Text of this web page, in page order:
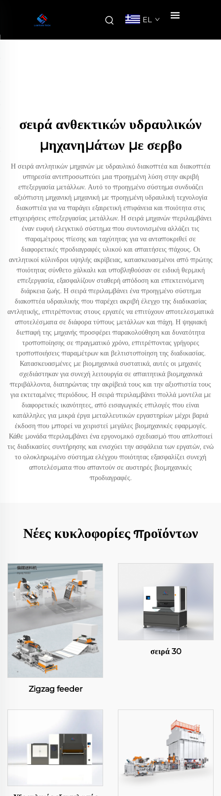
EL
σειρά ανθεκτικών υδραυλικών
μηχανημάτων με σερβο
Η σειρά αντλητικών μηχανών με υδραυλικό διακοπτέα και διακοπτέα
υπηρεσία αντιπροσωπεύει μια προηγμένη λύση στην ακριβή
επεξεργασία μετάλλων. Αυτό το προηγμένο σύστημα συνδυάζει
αξιόπιστη μηχανική μηχανική με προηγμένη υδραυλική τεχνολογία
διακοπτέα για να παράγει εξαιρετική επιφάνεια και ποιότητα στις
επιχειρήσεις επεξεργασίας μετάλλων. Η σειρά μηχανών περιλαμβάνει
έναν ευφυή ελεγκτικό σύστημα που συντονισμένα αλλάζει τις
παραμέτρους πίεσης και ταχύτητας για να ανταποκριθεί σε
διαφορετικές προδιαγραφές υλικού και απαιτήσεις πάχους. Οι
αντλητικοί κύλινδροι υψηλής ακρίβειας, κατασκευασμένοι από πρώτης
ποιότητας σύνθετο χάλκαλι και υποβληθούσαν σε ειδική θερμική
επεξεργασία, εξασφαλίζουν σταθερή απόδοση και επεκτεινόμενη
διάρκεια ζωής. Η σειρά περιλαμβάνει ένα προηγμένο σύστημα
διακοπτέα υδραυλικής που παρέχει ακριβή έλεγχο της διαδικασίας
αντλητικής, επιτρέποντας στους εργατές να επιτύχουν αποτελεσματικά
αποτελέσματα σε διάφορα τύπους μετάλλων και πάχη. Η ψηφιακή
διεπαφή της μηχανής προσφέρει παρακολούθηση και δυνατότητα
τροποποίησης σε πραγματικό χρόνο, επιτρέποντας γρήγορες
τροποποιήσεις παραμέτρων και βελτιστοποίηση της διαδικασίας.
Κατασκευασμένες με βιομηχανικά συστατικά, αυτές οι μηχανές
σχεδιάστηκαν για συνεχή λειτουργία σε απαιτητικά βιομηχανικά
περιβάλλοντα, διατηρώντας την ακρίβειά τους και την αξιοπιστία τους
για εκτεταμένες περιόδους. Η σειρά περιλαμβάνει πολλά μοντέλα με
διαφορετικές ικανότητες, από εισαγωγικές επιλογές που είναι
κατάλληλες για μικρά έργα μεταλλευτικών εργαστηρίων μέχρι βαριά
έκδοση που μπορεί να χειριστεί μεγάλες βιομηχανικές εφαρμογές.
Κάθε μονάδα περιλαμβάνει ένα εργονομικό σχεδιασμό που απλοποιεί
τις διαδικασίες συντήρησης και ενισχύει την ασφάλεια των εργατών, ενώ
το ολοκληρωμένο σύστημα ελέγχου ποιότητας εξασφαλίζει συνεχή
αποτελέσματα που απαντούν σε αυστηρές βιομηχανικές
προδιαγραφές.
Νέες κυκλοφορίες προϊόντων
Zigzag feeder
σειρά 30